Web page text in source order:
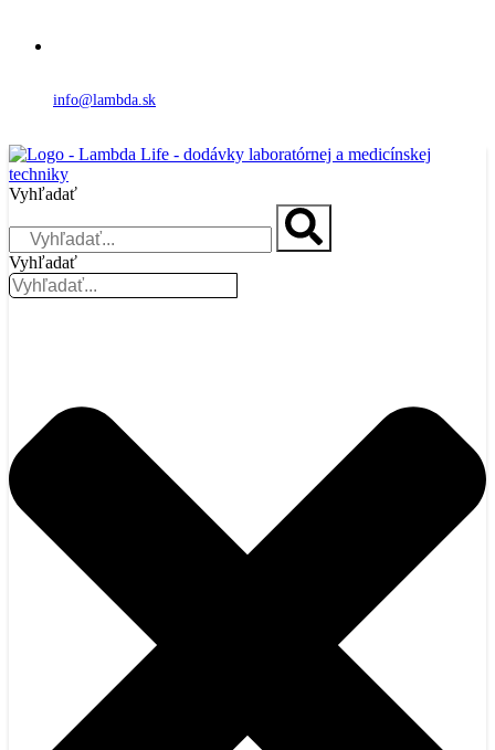
info@lambda.sk
Vyhľadať
Vyhľadať